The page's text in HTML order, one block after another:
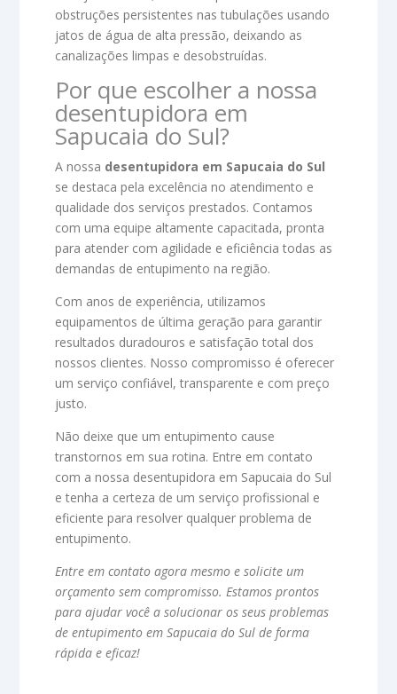
obstruções persistentes nas tubulações usando
jatos de água de alta pressão, deixando as
canalizações limpas e desobstruídas.
Por que escolher a nossa
desentupidora em
Sapucaia do Sul?
A nossa desentupidora em Sapucaia do Sul
se destaca pela excelência no atendimento e
qualidade dos serviços prestados. Contamos
com uma equipe altamente capacitada, pronta
para atender com agilidade e eficiência todas as
demandas de entupimento na região.
Com anos de experiência, utilizamos
equipamentos de última geração para garantir
resultados duradouros e satisfação total dos
nossos clientes. Nosso compromisso é oferecer
um serviço confiável, transparente e com preço
justo.
Não deixe que um entupimento cause
transtornos em sua rotina. Entre em contato
com a nossa desentupidora em Sapucaia do Sul
e tenha a certeza de um serviço profissional e
eficiente para resolver qualquer problema de
entupimento.
Entre em contato agora mesmo e solicite um
orçamento sem compromisso. Estamos prontos
para ajudar você a solucionar os seus problemas
de entupimento em Sapucaia do Sul de forma
rápida e eficaz!